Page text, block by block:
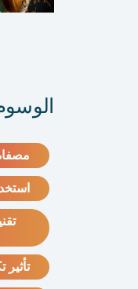
تأثير